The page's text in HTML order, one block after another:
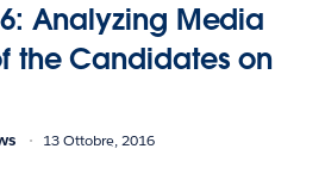
Analyzing Media
the Candidates on
13 Ottobre, 2016